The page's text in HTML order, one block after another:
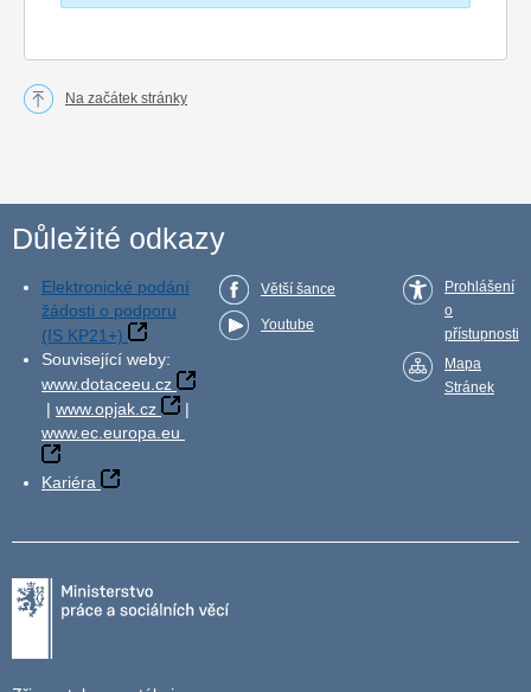
Na začátek stránky
Důležité odkazy
Elektronické podání
žádosti o podporu
(IS KP21+)
Související weby:
www.dotaceeu.cz
| www.opjak.cz
|
www.ec.europa.eu
Kariéra
Větší šance
Youtube
Prohlášení
o
přístupnosti
Mapa
Stránek